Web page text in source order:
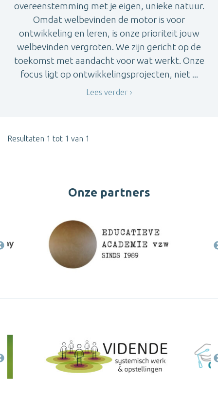
overeenstemming met je eigen, unieke natuur.
Omdat welbevinden de motor is voor
ontwikkeling en leren, is onze prioriteit jouw
welbevinden vergroten. We zijn gericht op de
toekomst met aandacht voor wat werkt. Onze
focus ligt op ontwikkelingsprojecten, niet ...
Lees verder
Resultaten 1 tot 1 van 1
Onze partners